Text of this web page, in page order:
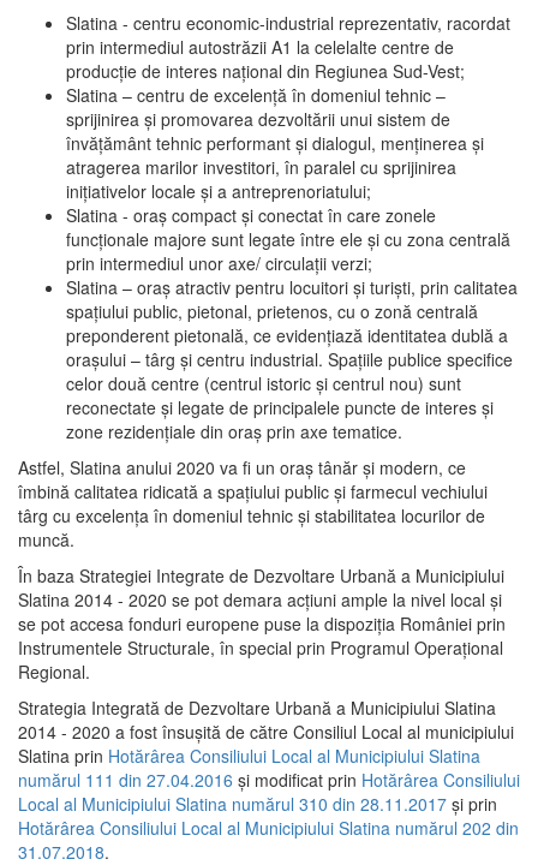
Slatina - centru economic-industrial reprezentativ, racordat
prin intermediul autostrăzii A1 la celelalte centre de
producţie de interes naţional din Regiunea Sud-Vest;
Slatina – centru de excelenţă în domeniul tehnic –
sprijinirea şi promovarea dezvoltării unui sistem de
învăţământ tehnic performant şi dialogul, menţinerea şi
atragerea marilor investitori, în paralel cu sprijinirea
iniţiativelor locale şi a antreprenoriatului;
Slatina - oraş compact şi conectat în care zonele
funcţionale majore sunt legate între ele şi cu zona centrală
prin intermediul unor axe/ circulații verzi;
Slatina – oraş atractiv pentru locuitori şi turişti, prin calitatea
spaţiului public, pietonal, prietenos, cu o zonă centrală
preponderent pietonală, ce evidenţiază identitatea dublă a
oraşului – târg şi centru industrial. Spaţiile publice specifice
celor două centre (centrul istoric şi centrul nou) sunt
reconectate şi legate de principalele puncte de interes şi
zone rezidenţiale din oraş prin axe tematice.
Astfel, Slatina anului 2020 va fi un oraş tânăr şi modern, ce
îmbină calitatea ridicată a spaţiului public şi farmecul vechiului
târg cu excelenţa în domeniul tehnic şi stabilitatea locurilor de
muncă.
În baza Strategiei Integrate de Dezvoltare Urbană a Municipiului
Slatina 2014 - 2020 se pot demara acţiuni ample la nivel local şi
se pot accesa fonduri europene puse la dispoziţia României prin
Instrumentele Structurale, în special prin Programul Operațional
Regional.
Strategia Integrată de Dezvoltare Urbană a Municipiului Slatina
2014 - 2020 a fost însuşită de către Consiliul Local al municipiului
Slatina prin Hotărârea Consiliului Local al Municipiului Slatina
numărul 111 din 27.04.2016 și modificat prin Hotărârea Consiliului
Local al Municipiului Slatina numărul 310 din 28.11.2017 și prin
Hotărârea Consiliului Local al Municipiului Slatina numărul 202 din
31.07.2018.